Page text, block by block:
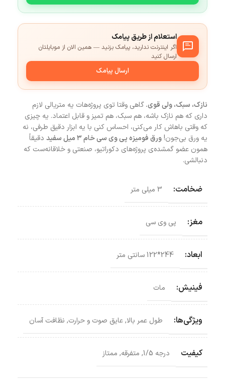
استعلام از طریق پیامک
اگر اینترنت ندارید، پیامک بزنید — همین الان از موبایلتان
ارسال کنید
ارسال پیامک
نازک، سبک، ولی قوی.گاهی وقتا توی پروژه‌هات یه متریالی لازم
داری که هم نازک باشه، هم سبک، هم تمیز و قابل اعتماد. یه چیزی
که وقتی باهاش کار می‌کنی، احساس کنی با یه ابزار دقیق طرفی، نه
یه ورق بی‌جون!ورق فومیزه پی وی سی خام ۳ میل سفید
دقیقاً
همون عضو گمشده‌ی پروژه‌های دکوراتیو، صنعتی و خلاقانه‌ست که
دنبالشی.
ضخامت: 3 میلی متر
مغز: پی وی سی
ابعاد: 244*122 سانتی‌ متر
فینیش: مات
ویژگی‌ها: طول عمر بالا,عایق صوت و حرارت, نظافت آسان
کیفیت درجه 1/5 , متفرقه, ممتاز